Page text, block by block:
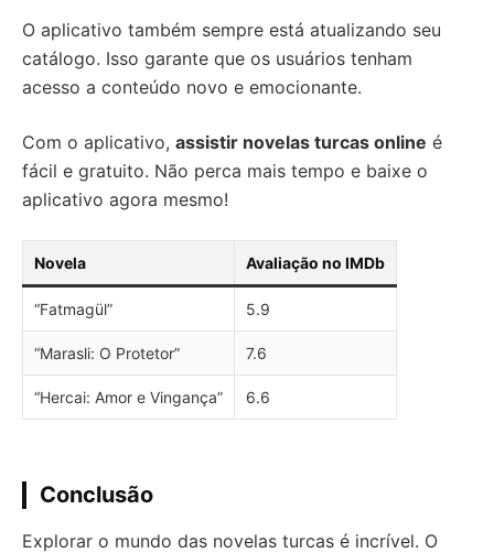
O aplicativo também sempre está atualizando seu
catálogo. Isso garante que os usuários tenham
acesso a conteúdo novo e emocionante.
Com o aplicativo, assistir novelas turcas online é
fácil e gratuito. Não perca mais tempo e baixe o
aplicativo agora mesmo!
Novela Avaliação no IMDb
“Fatmagül” 5.9
“Marasli: O Protetor” 7.6
“Hercai: Amor e Vingança” 6.6
Conclusão
Explorar o mundo das novelas turcas é incrível. O